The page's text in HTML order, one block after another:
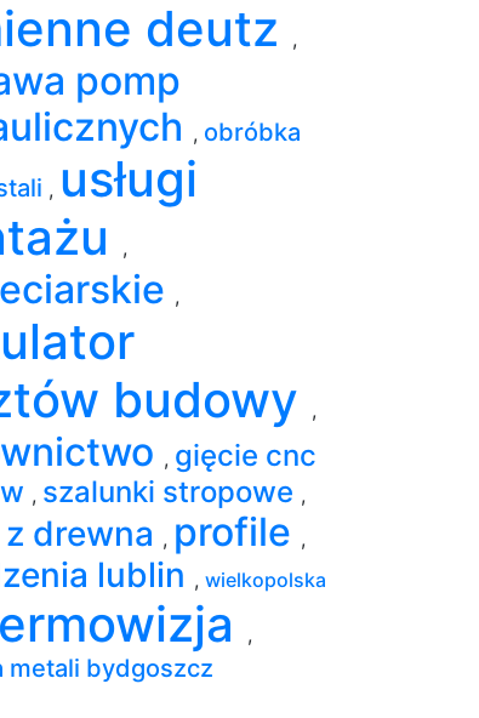
deutz
,
pomp
, obróbka
, usługi
,
,
budowy
,
, gięcie cnc
, szalunki stropowe ,
drewna , profile ,
lublin , wielkopolska
,
metali bydgoszcz